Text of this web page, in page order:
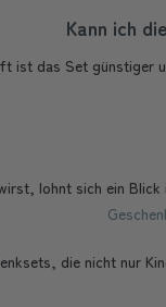
Kann ich
ist das Set günstiger
lohnt sich ein Blick
die nicht nur